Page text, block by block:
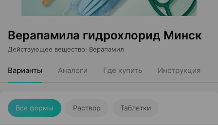
Верапамила гидрохлорид Минск
Действующее вещество: Верапамил
Варианты Аналоги Где купить Инструкция
Все формы Раствор Таблетки